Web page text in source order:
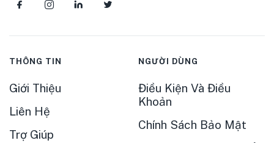
THÔNG TIN
Giới Thiệu
Liên Hệ
Trợ Giúp
NGƯỜI DÙNG
Điều Kiện Và Điều
Khoản
Chính Sách Bảo Mật